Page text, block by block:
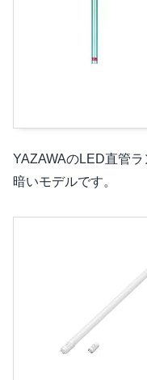
YAZAWAのLED直管
暗いモデルです。